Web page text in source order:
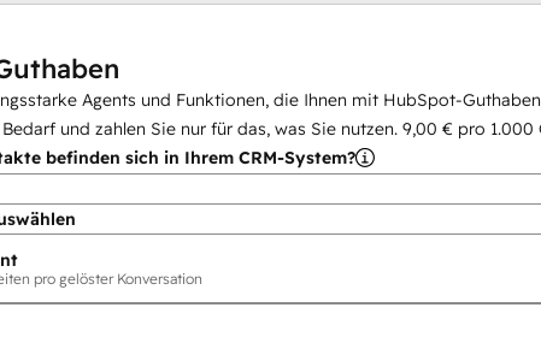
Agents und Funktionen, die Ihnen mit HubSpot-
und zahlen Sie nur für das, was Sie nutzen. 9,00 € pro 1.000
befinden sich in Ihrem CRM-System?
pro gelöster Konversation